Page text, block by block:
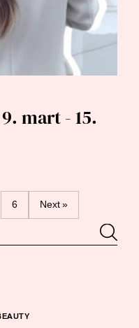
mart - 15.
6 Next »